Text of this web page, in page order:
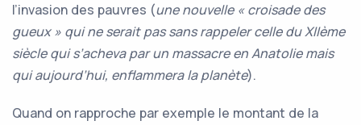
l’invasion des pauvres (une nouvelle «croisade des
gueux» qui ne serait pas sans rappeler celle du XIIème
siècle qui s’acheva par un massacre en Anatoliemais
qui aujourd’hui, enflammerala planète).
Quand on rapproche par exemple le montant de la